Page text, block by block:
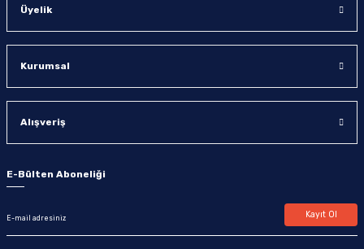
Üyelik
Kurumsal
Alışveriş
E-Bülten Aboneliği
Kayıt Ol